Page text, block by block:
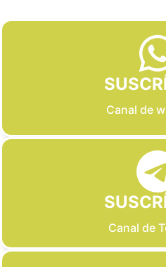
Canal de
Canal de